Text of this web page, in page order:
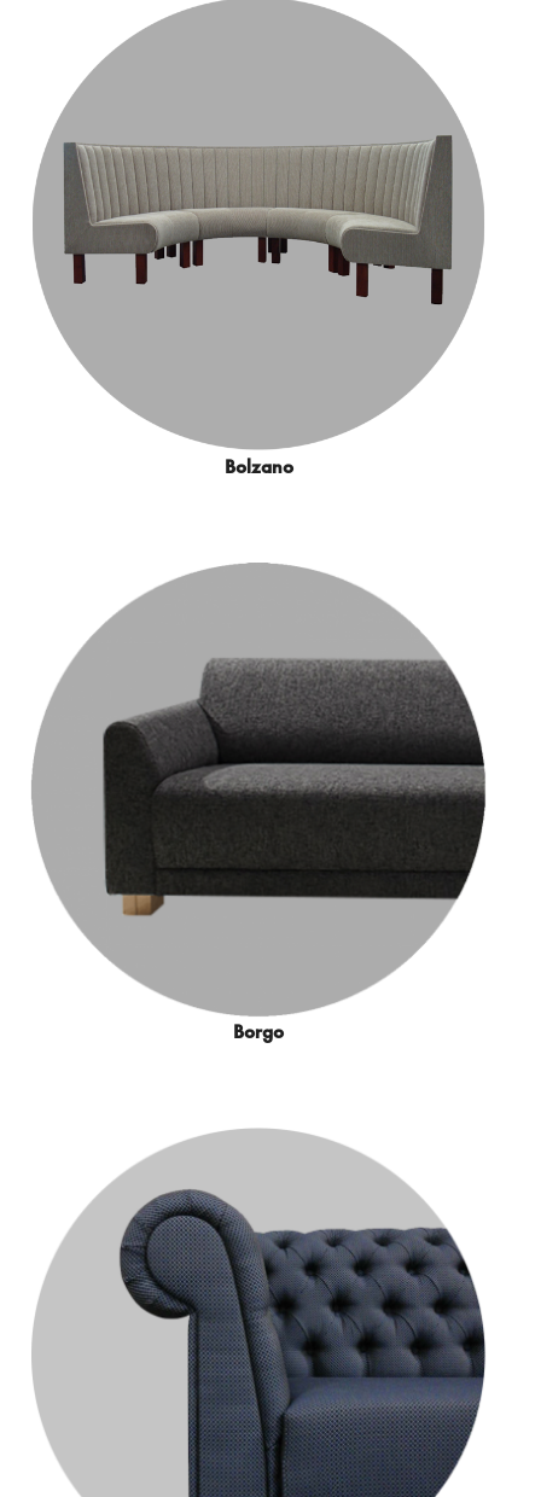
Bolzano
Borgo